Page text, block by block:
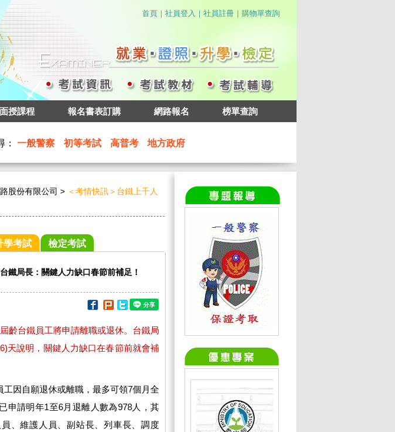
首頁 ｜ 社員登入 ｜ 社員註冊 ｜ 購物單查詢
面授課程 報名書表訂購 網路報名 榜單查詢
： 一般警察 初等考試 高普考 地方政府
股份有限公司 > ＜考情快訊＞台鐵上千人
學考試 檢定考試
鐵局長：關鍵人力缺口春節前補足！
齡台鐵員工將申請離職或退休。台鐵局
天說明，關鍵人力缺口在春節前就會補
因自願退休或離職，最多可領7個月全
申請明年1至6月退離人數為978人，其
、維護人員、副站長、列車長、調度